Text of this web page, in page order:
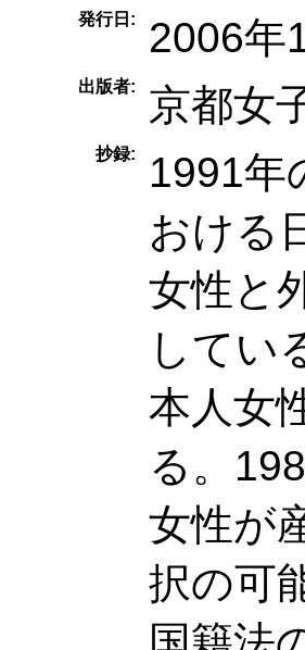
発行日: 2006年
出版者: 京都女
抄録:
1991年
おける
女性と
してい
本人女
る。
女性が
択の可